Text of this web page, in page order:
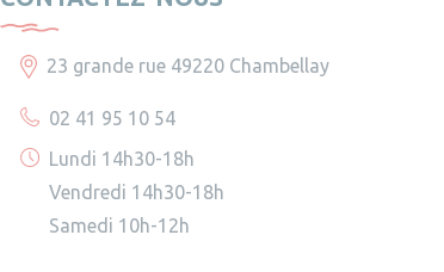
23 grande rue 49220 Chambellay
02 41 95 10 54
Lundi 14h30-18h
Vendredi 14h30-18h
Samedi 10h-12h